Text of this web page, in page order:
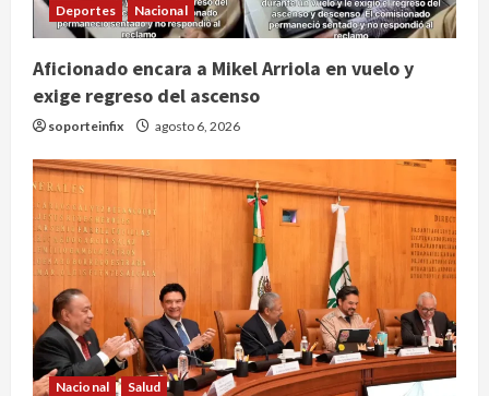
Deportes Nacional
Aficionado encara a Mikel Arriola en vuelo y
exige regreso del ascenso
soporteinfix agosto 6, 2026
Nacional Salud